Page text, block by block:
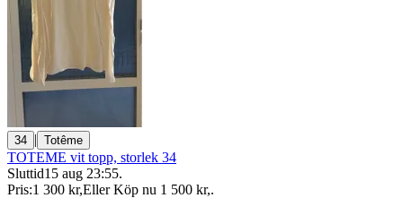
34 | Totême
TOTEME vit topp, storlek 34
Sluttid15 aug 23:55.
Pris:1 300 kr,Eller Köp nu 1 500 kr,.